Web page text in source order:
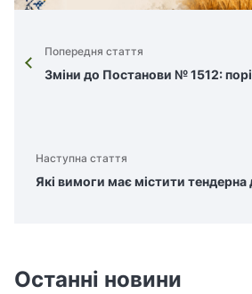
Попередня стаття
Зміни до Постанови № 1512:
Наступна стаття
Які вимоги має містити тендерна
Останні новини